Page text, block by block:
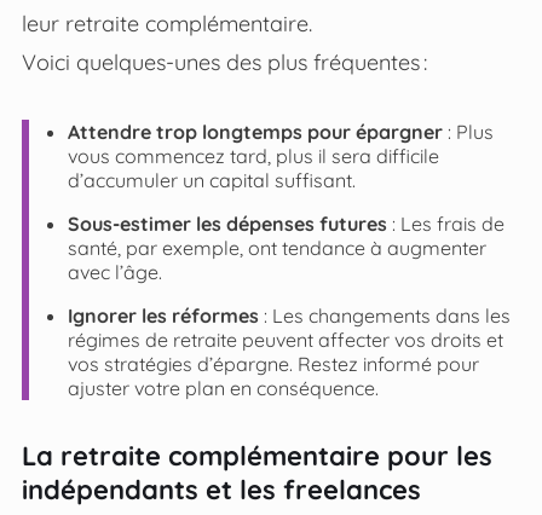
leur retraite complémentaire.
Voici quelques-unes des plus fréquentes :
Attendre trop longtemps pour épargner: Plus
vous commencez tard, plus il sera difficile
d’accumuler un capital suffisant.
Sous-estimer les dépenses futures: Les frais de
santé, par exemple, ont tendance à augmenter
avec l’âge.
Ignorer les réformes: Les changements dans les
régimes de retraite peuvent affecter vos droits et
vos stratégies d’épargne. Restez informé pour
ajuster votre plan en conséquence.
La retraite complémentaire pour les
indépendants et les freelances